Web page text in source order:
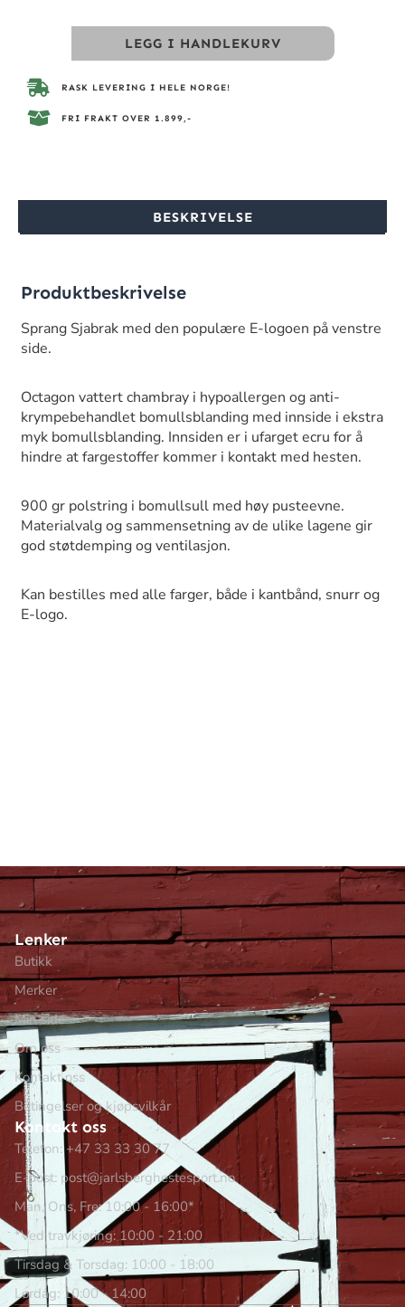
LEGG I HANDLEKURV
RASK LEVERING I HELE NORGE!
FRI FRAKT OVER 1.899,-
BESKRIVELSE
Produktbeskrivelse
Sprang Sjabrak med den populære E-logoen på venstre
side.
Octagon vattert chambray i hypoallergen og anti-
krympebehandlet bomullsblanding med innside i ekstra
myk bomullsblanding. Innsiden er i ufarget ecru for å
hindre at fargestoffer kommer i kontakt med hesten.
900 gr polstring i bomullsull med høy pusteevne.
Materialvalg og sammensetning av de ulike lagene gir
god støtdemping og ventilasjon.
Kan bestilles med alle farger, både i kantbånd, snurr og
E-logo.
Lenker
Butikk
Merker
Min side
Om oss
Kontakt oss
Betingelser og kjøpsvilkår
Kontakt oss
Telefon: +47 33 33 30 77
E-post: post@jarlsberghestesport.no
Man, Ons, Fre: 10:00 - 16:00*
*Ved travkjøring: 10:00 - 21:00
Tirsdag & Torsdag: 10:00 - 18:00
Lørdag: 10:00 - 14:00